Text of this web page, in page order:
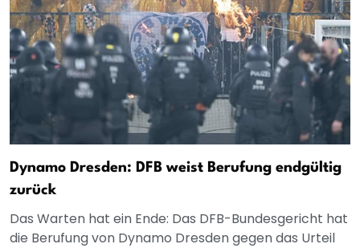
Dynamo Dresden: DFB weist Berufung endgültig
zurück
Das Warten hat ein Ende: Das DFB-Bundesgericht hat
die Berufung von Dynamo Dresden gegen das Urteil